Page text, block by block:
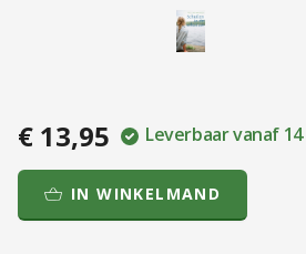
€ 13,95 Leverbaar vanaf
IN WINKELMAND